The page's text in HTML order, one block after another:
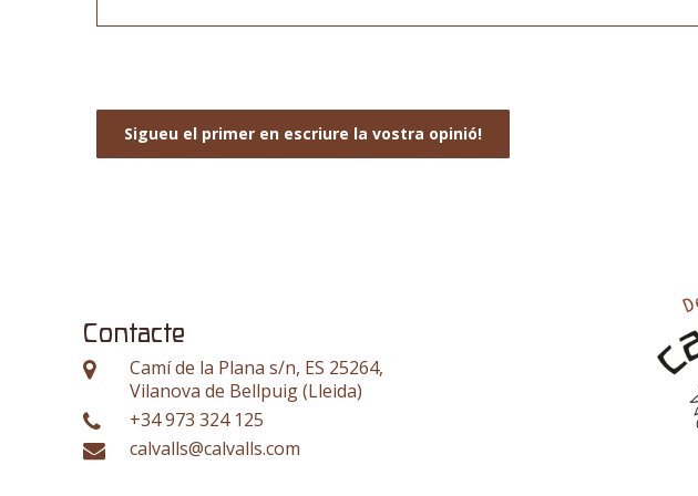
Sigueu el primer en escriure la vostra opinió!
Contacte
Camí de la Plana s/n, ES 25264,
Vilanova de Bellpuig (Lleida)
+34 973 324 125
calvalls@calvalls.com